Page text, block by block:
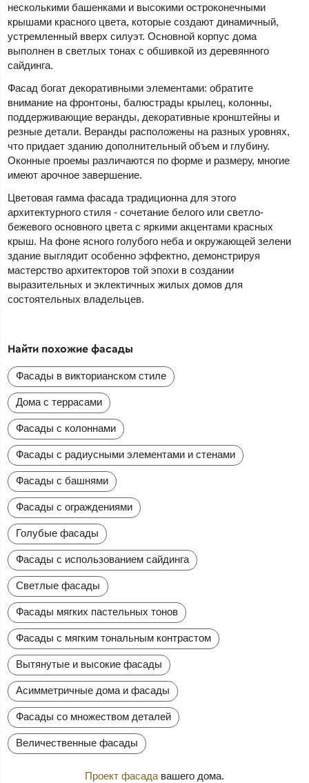
несколькими башенками и высокими остроконечными
крышами красного цвета, которые создают динамичный,
устремленный вверх силуэт. Основной корпус дома
выполнен в светлых тонах с обшивкой из деревянного
сайдинга.
Фасад богат декоративными элементами: обратите
внимание на фронтоны, балюстрады крылец, колонны,
поддерживающие веранды, декоративные кронштейны и
резные детали. Веранды расположены на разных уровнях,
что придает зданию дополнительный объем и глубину.
Оконные проемы различаются по форме и размеру, многие
имеют арочное завершение.
Цветовая гамма фасада традиционна для этого
архитектурного стиля - сочетание белого или светло-
бежевого основного цвета с яркими акцентами красных
крыш. На фоне ясного голубого неба и окружающей зелени
здание выглядит особенно эффектно, демонстрируя
мастерство архитекторов той эпохи в создании
выразительных и эклектичных жилых домов для
состоятельных владельцев.
Найти похожие фасады
Фасады в викторианском стиле
Дома с террасами
Фасады с колоннами
Фасады с радиусными элементами и стенами
Фасады с башнями
Фасады с ограждениями
Голубые фасады
Фасады с использованием сайдинга
Светлые фасады
Фасады мягких пастельных тонов
Фасады с мягким тональным контрастом
Вытянутые и высокие фасады
Асимметричные дома и фасады
Фасады со множеством деталей
Величественные фасады
Проект фасада вашего дома.